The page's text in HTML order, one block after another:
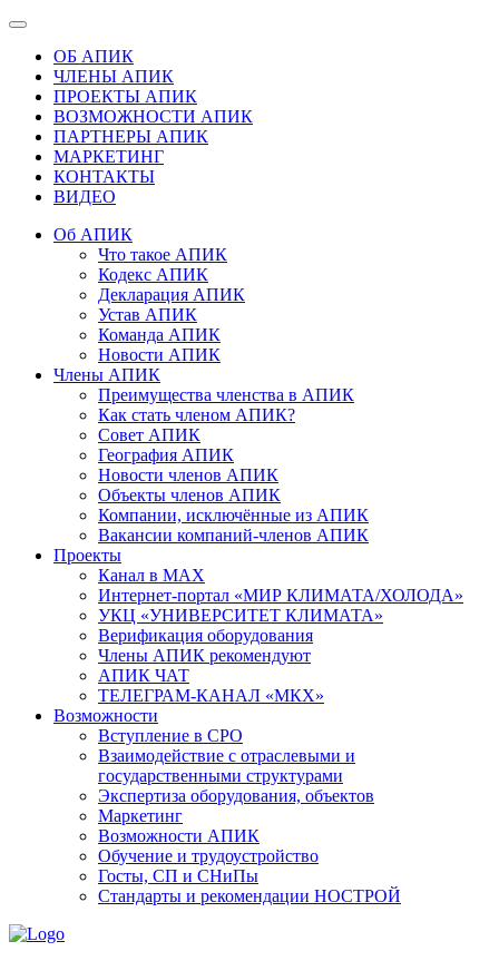
ОБ АПИК
ЧЛЕНЫ АПИК
ПРОЕКТЫ АПИК
ВОЗМОЖНОСТИ АПИК
ПАРТНЕРЫ АПИК
МАРКЕТИНГ
КОНТАКТЫ
ВИДЕО
Об АПИК
Что такое АПИК
Кодекс АПИК
Декларация АПИК
Устав АПИК
Команда АПИК
Новости АПИК
Члены АПИК
Преимущества членства в АПИК
Как стать членом АПИК?
Совет АПИК
География АПИК
Новости членов АПИК
Объекты членов АПИК
Компании, исключённые из АПИК
Вакансии компаний-членов АПИК
Проекты
Канал в MAX
Интернет-портал «МИР КЛИМАТА/ХОЛОДА»
УКЦ «УНИВЕРСИТЕТ КЛИМАТА»
Верификация оборудования
Члены АПИК рекомендуют
АПИК ЧАТ
ТЕЛЕГРАМ-КАНАЛ «МКХ»
Возможности
Вступление в СРО
Взаимодействие с отраслевыми и
государственными структурами
Экспертиза оборудования, объектов
Маркетинг
Возможности АПИК
Обучение и трудоустройство
Госты, СП и СНиПы
Стандарты и рекомендации НОСТРОЙ